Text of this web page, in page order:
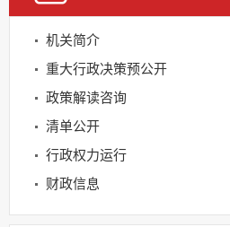
机关简介
重大行政决策预公开
政策解读咨询
清单公开
行政权力运行
财政信息
规划信息